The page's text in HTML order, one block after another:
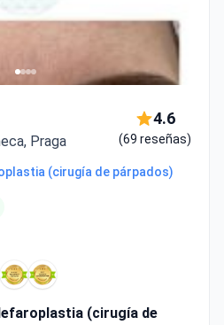
Praga
4.6
(69 reseñas)
(cirugía de párpados)
(cirugía de